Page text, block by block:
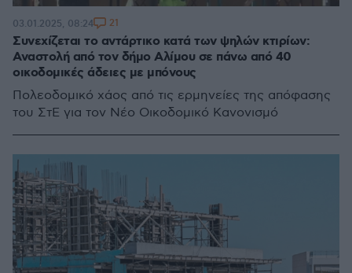
Συνεχίζεται το αντάρτικο κατά των ψηλών κτιρίων:
Αναστολή από τον δήμο Αλίμου σε πάνω από 40
οικοδομικές άδειες με μπόνους
Πολεοδομικό χάος από τις ερμηνείες της απόφασης
του ΣτΕ για τον Νέο Οικοδομικό Κανονισμό
03.01.2025, 08:24 21